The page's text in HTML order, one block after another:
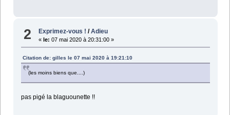
2 Exprimez-vous ! /Adieu
« le: 07 mai 2020 à 20:31:00 »
Citation de: gilles le 07 mai 2020 à 19:21:10
(les moins biens que....)
pas pigé la blaguounette !!